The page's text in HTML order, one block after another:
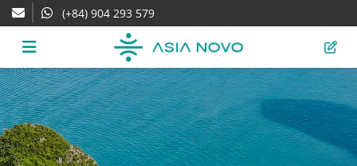
(+84) 904 293 579